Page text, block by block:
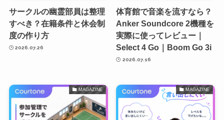
サークルの幽霊部員は整理
すべき？在籍条件と休会制
度の作り方
2026.07.26
体育館で音楽を流すなら？
Anker Soundcore 2機種を
実際に使ってレビュー｜
Select 4 Go｜Boom Go 3i
2026.07.16
MAGAZINE MAGAZINE